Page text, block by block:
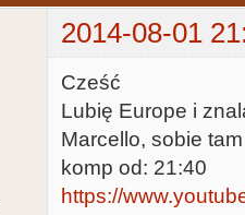
2014-08-01
Cześć
Lubię Europe i
Marcello, sobie
komp od: 21:40
https://